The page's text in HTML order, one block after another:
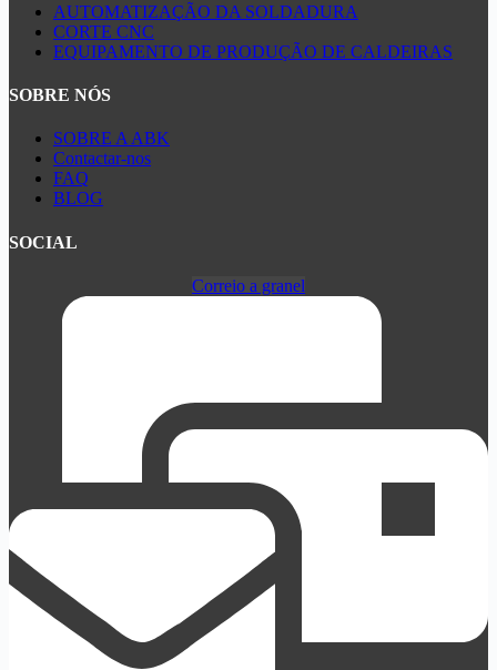
AUTOMATIZAÇÃO DA SOLDADURA
CORTE CNC
EQUIPAMENTO DE PRODUÇÃO DE CALDEIRAS
SOBRE NÓS
SOBRE A ABK
Contactar-nos
FAQ
BLOG
SOCIAL
Correio a granel